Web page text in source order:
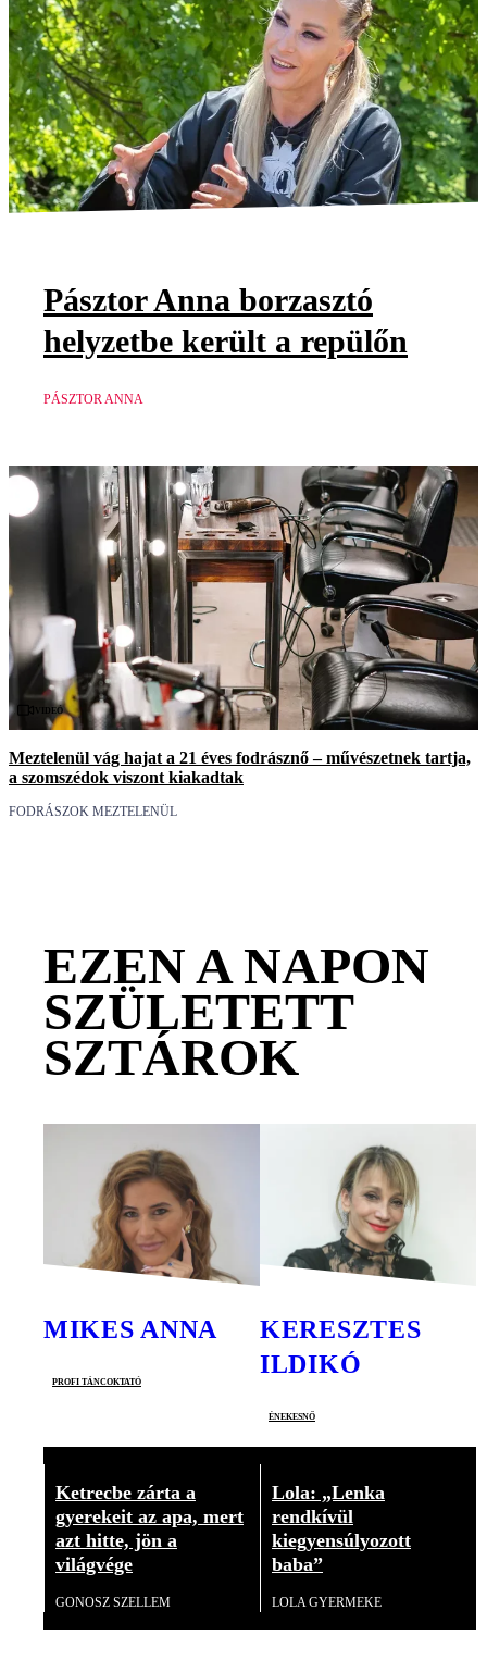
Pásztor Anna borzasztó
helyzetbe került a repülőn
PÁSZTOR ANNA
Videó
Meztelenül vág hajat a 21 éves fodrásznő – művészetnek tartja,
a szomszédok viszont kiakadtak
FODRÁSZOK MEZTELENÜL
EZEN A NAPON
SZÜLETETT
SZTÁROK
MIKES ANNA
profi táncoktató
KERESZTES
ILDIKÓ
énekesnő
Ketrecbe zárta a
gyerekeit az apa, mert
azt hitte, jön a
világvége
GONOSZ SZELLEM
Lola: „Lenka
rendkívül
kiegyensúlyozott
baba”
LOLA GYERMEKE